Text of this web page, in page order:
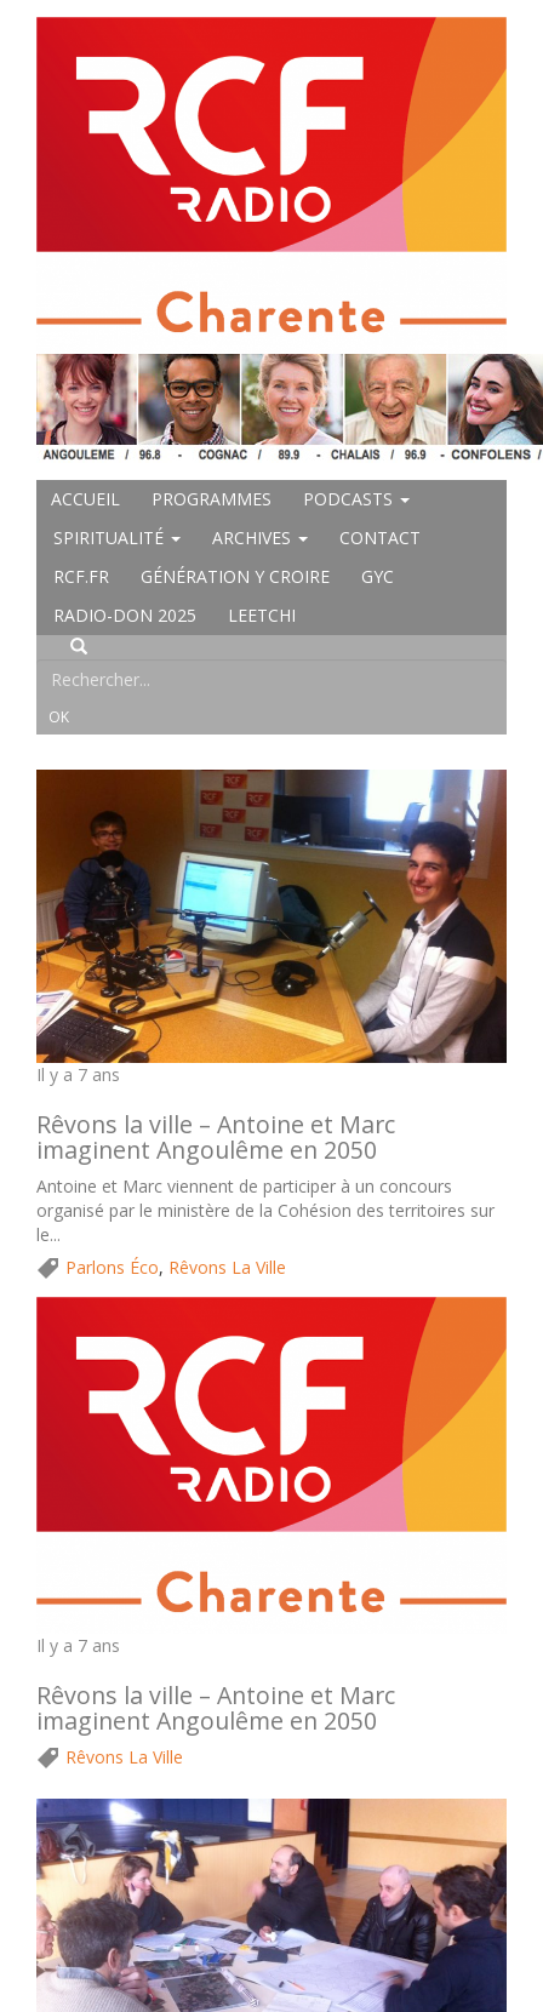
ACCUEIL PROGRAMMES
PODCASTS
SPIRITUALITÉ
ARCHIVES
CONTACT
RCF.FR
GÉNÉRATION Y CROIRE
GYC
RADIO-DON 2025
LEETCHI
Il y a 7 ans
Rêvons la ville – Antoine et Marc
imaginent Angoulême en 2050
Antoine et Marc viennent de participer à un concours
organisé par le ministère de la Cohésion des territoires sur
le...
Parlons Éco, Rêvons La Ville
Il y a 7 ans
Rêvons la ville – Antoine et Marc
imaginent Angoulême en 2050
Rêvons La Ville